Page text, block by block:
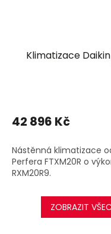
Klimatizace
42 896 Kč
Nástěnná klimatizace
Perfera FTXM20R o
RXM20R9.
ZOBRAZIT